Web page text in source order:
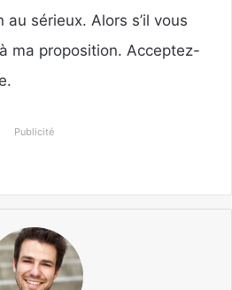
sérieux. Alors s’il vous
ma proposition. Acceptez-
Publicité